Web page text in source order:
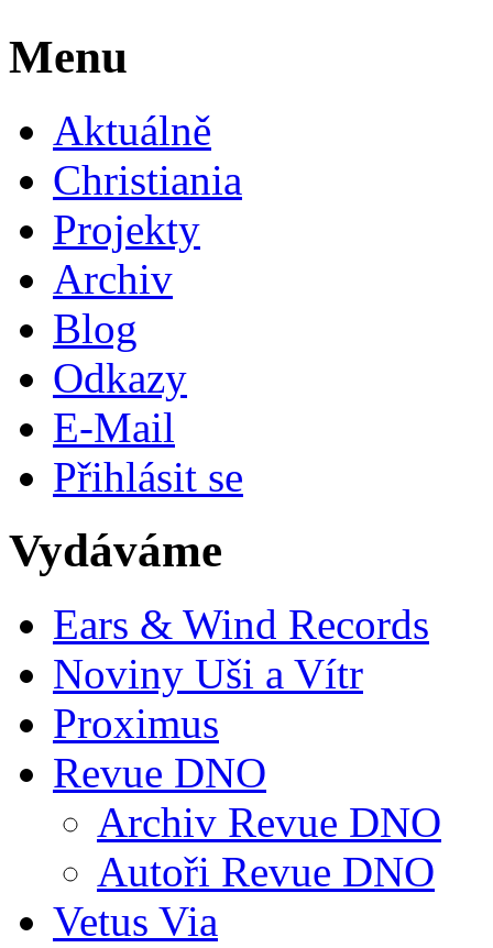
Menu
Aktuálně
Christiania
Projekty
Archiv
Blog
Odkazy
E-Mail
Přihlásit se
Vydáváme
Ears & Wind Records
Noviny Uši a Vítr
Proximus
Revue DNO
Archiv Revue DNO
Autoři Revue DNO
Vetus Via